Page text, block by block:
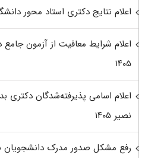
اعلام نتایج دکتری استاد محور
اعلام شرایط معافیت از آزمون
۱۴۰۵
اعلام اسامی پذیرفته‌شدگان دکتری
نصیر ۱۴۰۵
رفع مشکل صدور مدرک دانشجویان